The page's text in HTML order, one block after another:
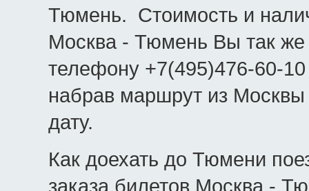
Тюмень. Стоимость и
Москва - Тюмень Вы так же
телефону +7(495)476-60-
набрав маршрут из
дату.
Как доехать до Тюмени
заказа билетов Москва -